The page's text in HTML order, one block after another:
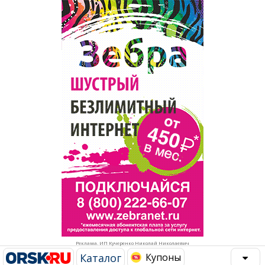
Реклама. ИП Кучеренко Николай Николаевич
Каталог Купоны
Рестораны, кафе, бары
Развлечения и отдых
Спорт Фитнес
Недвижимость
Красота Косметология
Торговля
Бизнес и финансы
Юристы, Экспертиза, Страхование
Ремонт
Социальные организации
Это интересно
Администрация
Популярное →